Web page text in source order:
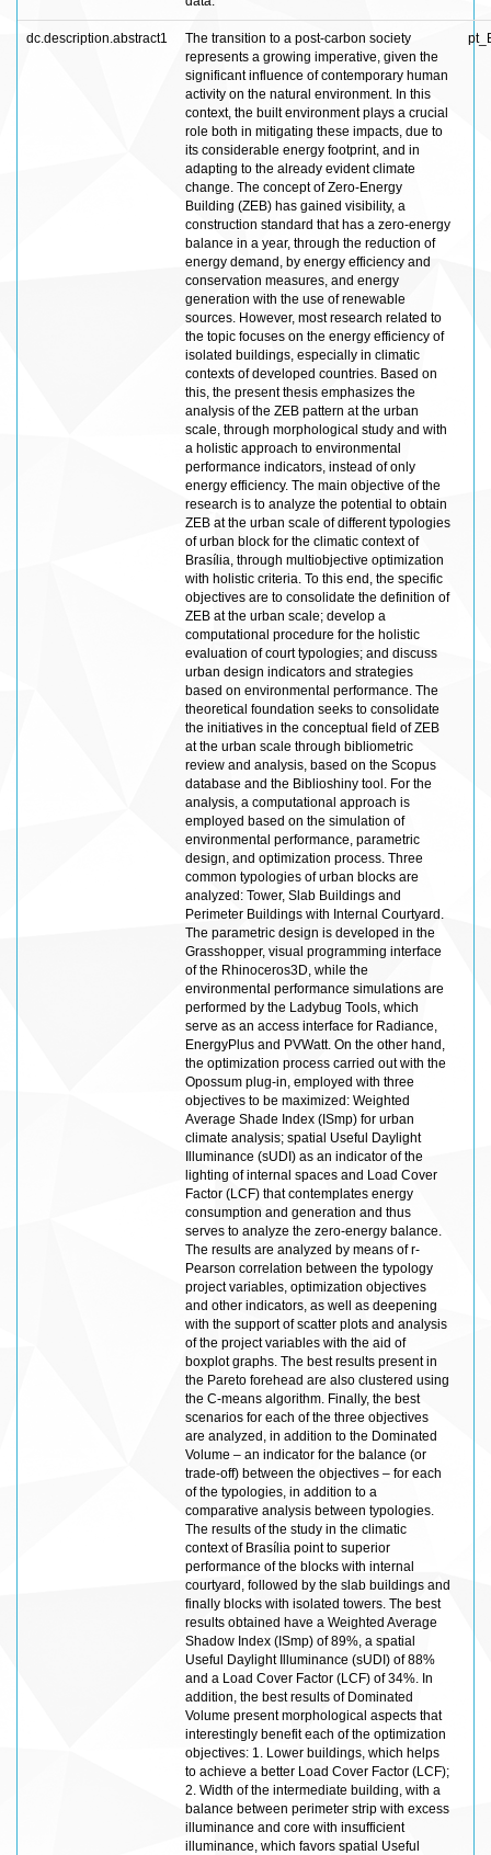
dc.description.abstract1
The transition to a post-carbon society
represents a growing imperative, given the
significant influence of contemporary human
activity on the natural environment. In this
context, the built environment plays a crucial
role both in mitigating these impacts, due to
its considerable energy footprint, and in
adapting to the already evident climate
change. The concept of Zero-Energy
Building (ZEB) has gained visibility, a
construction standard that has a zero-energy
balance in a year, through the reduction of
energy demand, by energy efficiency and
conservation measures, and energy
generation with the use of renewable
sources. However, most research related to
the topic focuses on the energy efficiency of
isolated buildings, especially in climatic
contexts of developed countries. Based on
this, the present thesis emphasizes the
analysis of the ZEB pattern at the urban
scale, through morphological study and with
a holistic approach to environmental
performance indicators, instead of only
energy efficiency. The main objective of the
research is to analyze the potential to obtain
ZEB at the urban scale of different typologies
of urban block for the climatic context of
Brasília, through multiobjective optimization
with holistic criteria. To this end, the specific
objectives are to consolidate the definition of
ZEB at the urban scale; develop a
computational procedure for the holistic
evaluation of court typologies; and discuss
urban design indicators and strategies
based on environmental performance. The
theoretical foundation seeks to consolidate
the initiatives in the conceptual field of ZEB
at the urban scale through bibliometric
review and analysis, based on the Scopus
database and the Biblioshiny tool. For the
analysis, a computational approach is
employed based on the simulation of
environmental performance, parametric
design, and optimization process. Three
common typologies of urban blocks are
analyzed: Tower, Slab Buildings and
Perimeter Buildings with Internal Courtyard.
The parametric design is developed in the
Grasshopper, visual programming interface
of the Rhinoceros3D, while the
environmental performance simulations are
performed by the Ladybug Tools, which
serve as an access interface for Radiance,
EnergyPlus and PVWatt. On the other hand,
the optimization process carried out with the
Opossum plug-in, employed with three
objectives to be maximized: Weighted
Average Shade Index (ISmp) for urban
climate analysis; spatial Useful Daylight
Illuminance (sUDI) as an indicator of the
lighting of internal spaces and Load Cover
Factor (LCF) that contemplates energy
consumption and generation and thus
serves to analyze the zero-energy balance.
The results are analyzed by means of r-
Pearson correlation between the typology
project variables, optimization objectives
and other indicators, as well as deepening
with the support of scatter plots and analysis
of the project variables with the aid of
boxplot graphs. The best results present in
the Pareto forehead are also clustered using
the C-means algorithm. Finally, the best
scenarios for each of the three objectives
are analyzed, in addition to the Dominated
Volume – an indicator for the balance (or
trade-off) between the objectives – for each
of the typologies, in addition to a
comparative analysis between typologies.
The results of the study in the climatic
context of Brasília point to superior
performance of the blocks with internal
courtyard, followed by the slab buildings and
finally blocks with isolated towers. The best
results obtained have a Weighted Average
Shadow Index (ISmp) of 89%, a spatial
Useful Daylight Illuminance (sUDI) of 88%
and a Load Cover Factor (LCF) of 34%. In
addition, the best results of Dominated
Volume present morphological aspects that
interestingly benefit each of the optimization
objectives: 1. Lower buildings, which helps
to achieve a better Load Cover Factor (LCF);
2. Width of the intermediate building, with a
balance between perimeter strip with excess
illuminance and core with insufficient
illuminance, which favors spatial Useful